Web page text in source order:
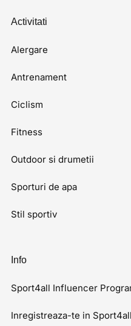
Activitati
Alergare
Antrenament
Ciclism
Fitness
Outdoor si drumetii
Sporturi de apa
Stil sportiv
Info
Sport4all Influencer
Inregistreaza-te in